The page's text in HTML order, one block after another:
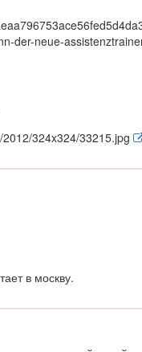
der-neue-
324x324/33215.jpg
в москву.